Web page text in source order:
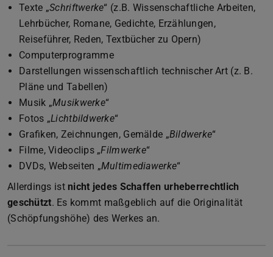
Texte „Schriftwerke“ (z.B. Wissenschaftliche Arbeiten,
Lehrbücher, Romane, Gedichte, Erzählungen,
Reiseführer, Reden, Textbücher zu Opern)
Computerprogramme
Darstellungen wissenschaftlich technischer Art (z. B.
Pläne und Tabellen)
Musik „Musikwerke“
Fotos „Lichtbildwerke“
Grafiken, Zeichnungen, Gemälde „Bildwerke“
Filme, Videoclips „Filmwerke“
DVDs, Webseiten „Multimediawerke“
Allerdings ist nicht jedes Schaffen urheberrechtlich
geschützt. Es kommt maßgeblich auf die Originalität
(Schöpfungshöhe) des Werkes an.